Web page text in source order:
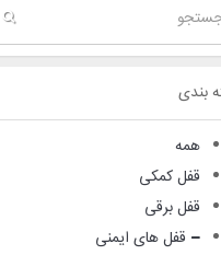
بندی
همه
قفل کمکی
قفل برقی
قفل های ایمنی